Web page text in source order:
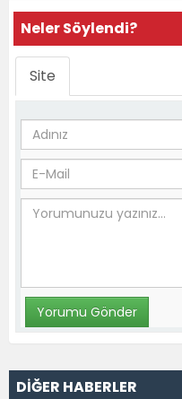
Neler Söylendi?
Site
DİĞER HABERLER